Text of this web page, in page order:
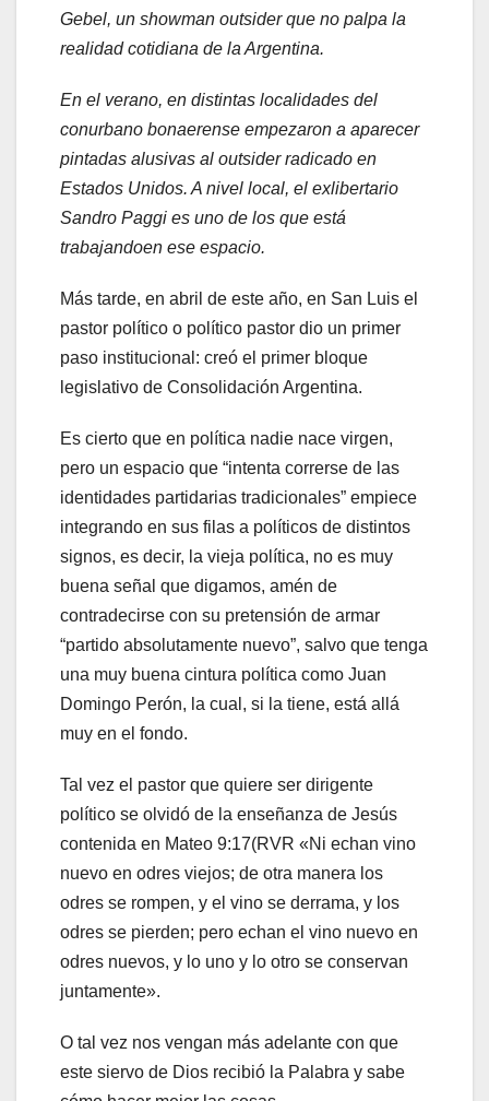
Gebel, un showman outsider que no palpa la
realidad cotidiana de la Argentina.
En el verano, en distintas localidades del
conurbano bonaerense empezaron a aparecer
pintadas alusivas al outsider radicado en
Estados Unidos. A nivel local, el exlibertario
Sandro Paggi es uno de los que está
trabajandoen ese espacio.
Más tarde, en abril de este año, en San Luis el
pastor político o político pastor dio un primer
paso institucional: creó el primer bloque
legislativo de Consolidación Argentina.
Es cierto que en política nadie nace virgen,
pero un espacio que “intenta correrse de las
identidades partidarias tradicionales” empiece
integrando en sus filas a políticos de distintos
signos, es decir, la vieja política, no es muy
buena señal que digamos, amén de
contradecirse con su pretensión de armar
“partido absolutamente nuevo”, salvo que tenga
una muy buena cintura política como Juan
Domingo Perón, la cual, si la tiene, está allá
muy en el fondo.
Tal vez el pastor que quiere ser dirigente
político se olvidó de la enseñanza de Jesús
contenida en Mateo 9:17(RVR «Ni echan vino
nuevo en odres viejos; de otra manera los
odres se rompen, y el vino se derrama, y los
odres se pierden; pero echan el vino nuevo en
odres nuevos, y lo uno y lo otro se conservan
juntamente».
O tal vez nos vengan más adelante con que
este siervo de Dios recibió la Palabra y sabe